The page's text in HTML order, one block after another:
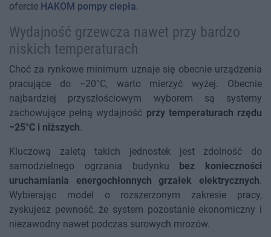
ofercie HAKOM pompy ciepła.
Wydajność grzewcza nawet przy bardzo
niskich temperaturach
Choć za rynkowe minimum uznaje się obecnie urządzenia
pracujące do −20°C, warto mierzyć wyżej. Obecnie
najbardziej przyszłościowym wyborem są systemy
zachowujące pełną wydajność przy temperaturach rzędu
−25°C i niższych.
Kluczową zaletą takich jednostek jest zdolność do
samodzielnego ogrzania budynku
bez konieczności
uruchamiania energochłonnych grzałek elektrycznych.
Wybierając model o rozszerzonym zakresie pracy,
zyskujesz pewność, że system pozostanie ekonomiczny i
niezawodny nawet podczas surowych mrozów.